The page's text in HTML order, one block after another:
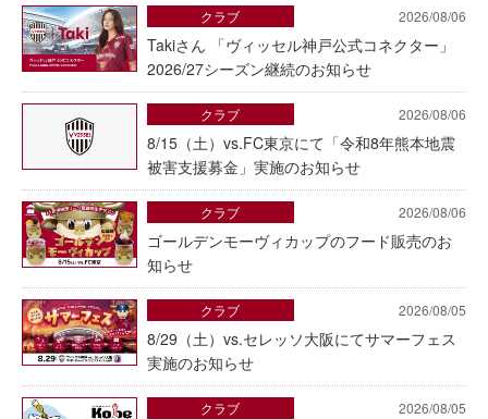
2026/08/06
Takiさん 「ヴィッセル神戸公式コネクター」
2026/27シーズン継続のお知らせ
クラブ
2026/08/06
8/15（土）vs.FC東京にて「令和8年熊本地震
被害支援募金」実施のお知らせ
クラブ
2026/08/06
ゴールデンモーヴィカップのフード販売のお
知らせ
クラブ
2026/08/05
8/29（土）vs.セレッソ大阪にてサマーフェス
実施のお知らせ
クラブ
2026/08/05
クラブ